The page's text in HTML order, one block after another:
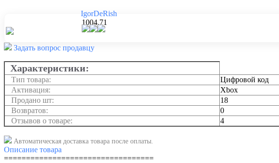
IgorDeRish
1004.71
Задать вопрос продавцу
Характеристики:
Тип товара:
Цифровой код
Активация:
Xbox
Продано шт:
18
Возвратов:
0
Отзывов о товаре:
4
Автоматическая доставка товара после оплаты.
Описание товара
==================================